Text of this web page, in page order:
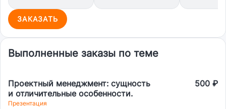
ЗАКАЗАТЬ
Выполненные заказы по теме
Проектный менеджмент: сущность
и отличительные особенности.
500 ₽
Презентация